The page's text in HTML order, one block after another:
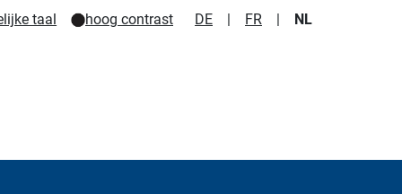
taal hoog contrast DE | FR | NL